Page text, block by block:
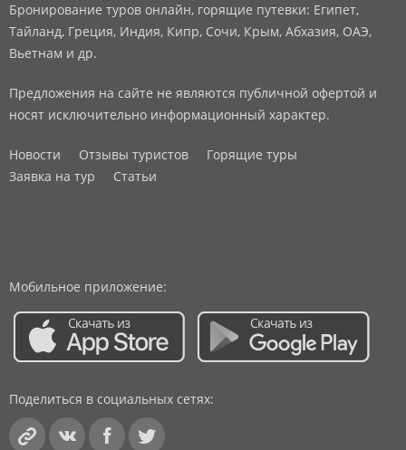
Бронирование туров онлайн, горящие путевки: Египет,
Тайланд, Греция, Индия, Кипр, Сочи, Крым, Абхазия, ОАЭ,
Вьетнам и др.
Предложения на сайте не являются публичной офертой и
носят исключительно информационный характер.
Новости Отзывы туристов
Горящие туры
Заявка на тур
Статьи
Мобильное приложение:
Поделиться в социальных сетях: